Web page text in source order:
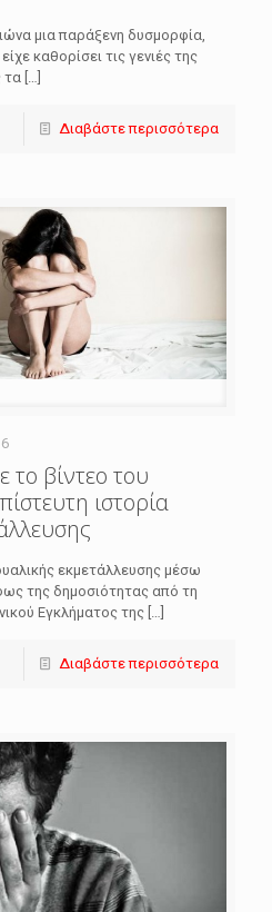
μια παράξενη δυσμορφία,
καθορίσει τις γενιές της
τα
Διαβάστε περισσότερα
το βίντεο του
ιστορία
εκμετάλλευσης μέσω
της δημοσιότητας από τη
Εγκλήματος της
Διαβάστε περισσότερα